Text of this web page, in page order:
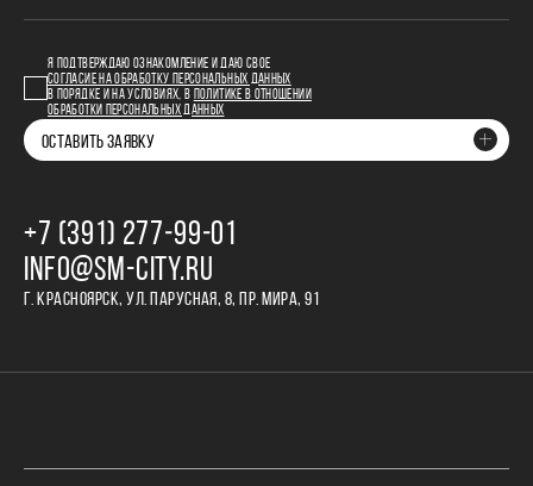
Я ПОДТВЕРЖДАЮ ОЗНАКОМЛЕНИЕ И ДАЮ СВОЕ
СОГЛАСИЕ НА ОБРАБОТКУ ПЕРСОНАЛЬНЫХ ДАННЫХ
В ПОРЯДКЕ И НА УСЛОВИЯХ, В
ПОЛИТИКЕ В ОТНОШЕНИИ
ОБРАБОТКИ ПЕРСОНАЛЬНЫХ ДАННЫХ
ОСТАВИТЬ ЗАЯВКУ
+7 (391) 277‒99‒01
INFO@SM-CITY.RU
Г. КРАСНОЯРСК, УЛ. ПАРУСНАЯ, 8, ПР. МИРА, 91